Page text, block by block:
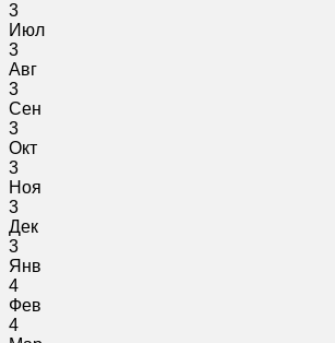
3
Июл
3
Авг
3
Сен
3
Окт
3
Ноя
3
Дек
3
Янв
4
Фев
4